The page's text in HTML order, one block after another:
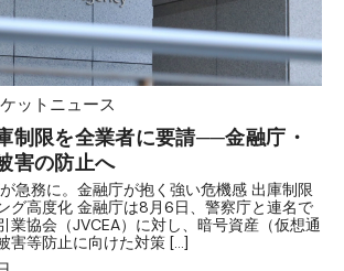
ットニュース
制限を全業者に要請──金融庁・
害の防止へ
急務に。金融庁が抱く強い危機感 出庫制限
グ高度化 金融庁は8月6日、警察庁と連名で
業協会（JVCEA）に対し、暗号資産（仮想通
害等防止に向けた対策 […]